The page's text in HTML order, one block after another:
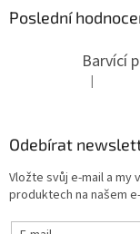
Poslední
|
Odebírat
Vložte svůj e-mail a my
produktech na našem